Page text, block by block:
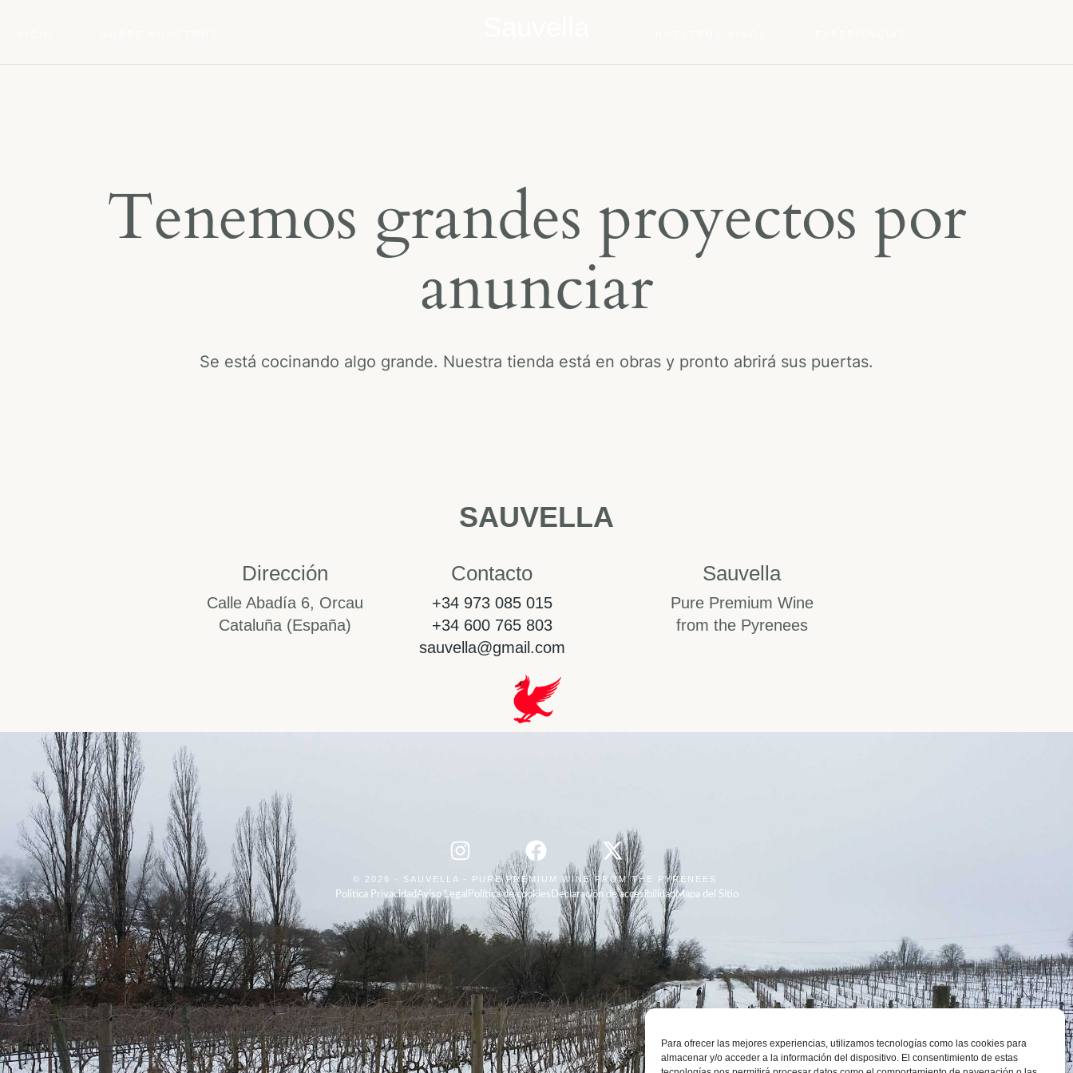
Para ofrecer las mejores experiencias, utilizamos tecnologías como las cookies para
almacenar y/o acceder a la información del dispositivo. El consentimiento de estas
Tenemos grandes proyectos por
anunciar
Se está cocinando algo grande. Nuestra tienda está en obras y pronto abrirá sus puertas.
SAUVELLA
Dirección
Calle Abadía 6, Orcau
Cataluña (España)
Contacto
+34 973 085 015
+34 600 765 803
sauvella@gmail.com
Sauvella
Pure Premium Wine
from the Pyrenees
© 2026 · SAUVELLA - PURE PREMIUM WINE FROM THE PYRENEES
Política PrivacidadAviso Legal Política de cookies Declaración de accesibilidadMapa del Sitio